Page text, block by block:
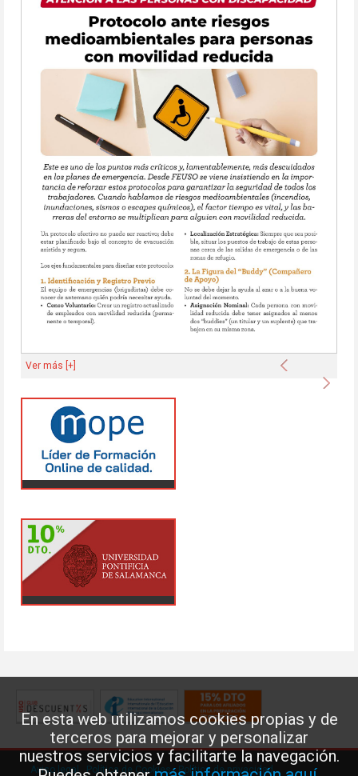
En esta web utilizamos cookies propias y de
terceros para mejorar y personalizar
nuestros servicios y facilitarte la navegación.
Anterior
Ver más [+]
Aviso legal·Política de Cookies·Política de privacidad